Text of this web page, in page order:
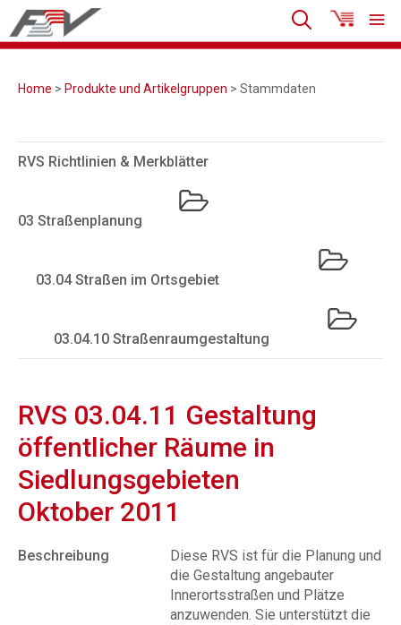
Home > Produkte und Artikelgruppen > Stammdaten
RVS Richtlinien & Merkblätter
03 Straßenplanung
03.04 Straßen im Ortsgebiet
03.04.10 Straßenraumgestaltung
RVS 03.04.11 Gestaltung
öffentlicher Räume in
Siedlungsgebieten
Oktober 2011
Beschreibung
Diese RVS ist für die Planung und
die Gestaltung angebauter
Innerortsstraßen und Plätze
anzuwenden. Sie unterstützt die